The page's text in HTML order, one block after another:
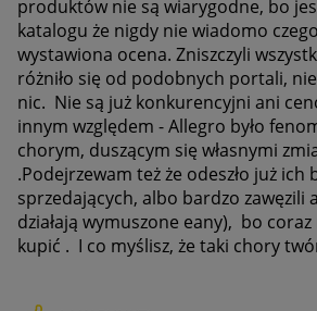
produktów nie są wiarygodne, bo
katalogu że nigdy nie wiadomo
wystawiona ocena. Zniszczyli
różniło się od podobnych portali,
nic. Nie są już konkurencyjni ani
innym względem - Allegro było
chorym, duszącym się własnymi
.Podejrzewam też że odeszło już ich
sprzedających, albo bardzo zawęzili
działają wymuszone eany), bo
kupić . I co myślisz, że taki chory